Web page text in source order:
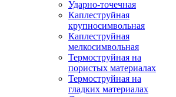
Ударно-точечная
Каплеструйная
крупносимвольная
Каплеструйная
мелкосимвольная
Термоструйная на
пористых материалах
Термоструйная на
гладких материалах